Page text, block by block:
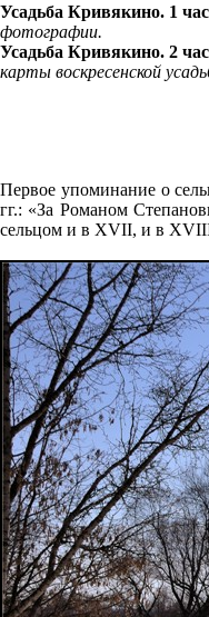
Усадьба Кривякино. 1
фотографии.
Усадьба Кривякино. 2
карты воскресенской
Первое упоминание о
гг.: «За Романом
сельцом и в XVII, и в